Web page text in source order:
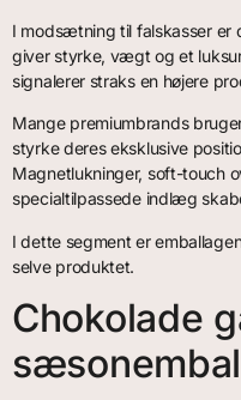
I modsætning til falskasser er
giver styrke, vægt og et
signalerer straks en højere
Mange premiumbrands
styrke deres eksklusive
Magnetlukninger, soft-touch
specialtilpassede indlæg
I dette segment er
selve produktet.
Chokolade